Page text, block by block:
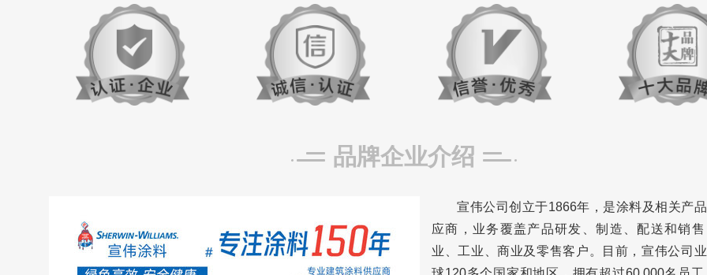
品牌企业介绍
宣伟公司创立于1866年，是涂料及相关产
应商，业务覆盖产品研发、制造、配送和销
业、工业、商业及零售客户。目前，宣伟公司